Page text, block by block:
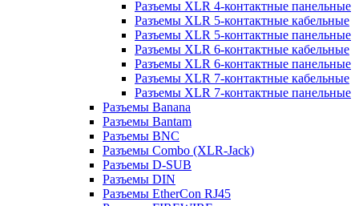
Разъемы XLR 4-контактные панельные
Разъемы XLR 5-контактные кабельные
Разъемы XLR 5-контактные панельные
Разъемы XLR 6-контактные кабельные
Разъемы XLR 6-контактные панельные
Разъемы XLR 7-контактные кабельные
Разъемы XLR 7-контактные панельные
Разъемы Banana
Разъемы Bantam
Разъемы BNC
Разъемы Combo (XLR-Jack)
Разъемы D-SUB
Разъемы DIN
Разъемы EtherCon RJ45